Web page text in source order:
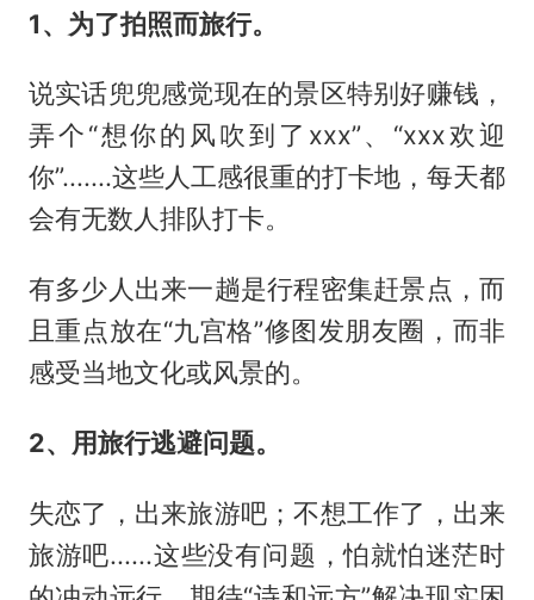
1、为了拍照而旅行。
说实话兜兜感觉现在的景区特别好赚钱，
弄个“想你的风吹到了xxx”、“xxx欢迎
你”.......这些人工感很重的打卡地，每天都
会有无数人排队打卡。
有多少人出来一趟是行程密集赶景点，而
且重点放在“九宫格”修图发朋友圈，而非
感受当地文化或风景的。
2、用旅行逃避问题。
失恋了，出来旅游吧；不想工作了，出来
旅游吧......这些没有问题，怕就怕迷茫时